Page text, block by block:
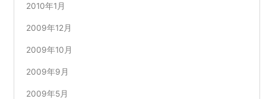
2010年1月
2009年12月
2009年10月
2009年9月
2009年5月